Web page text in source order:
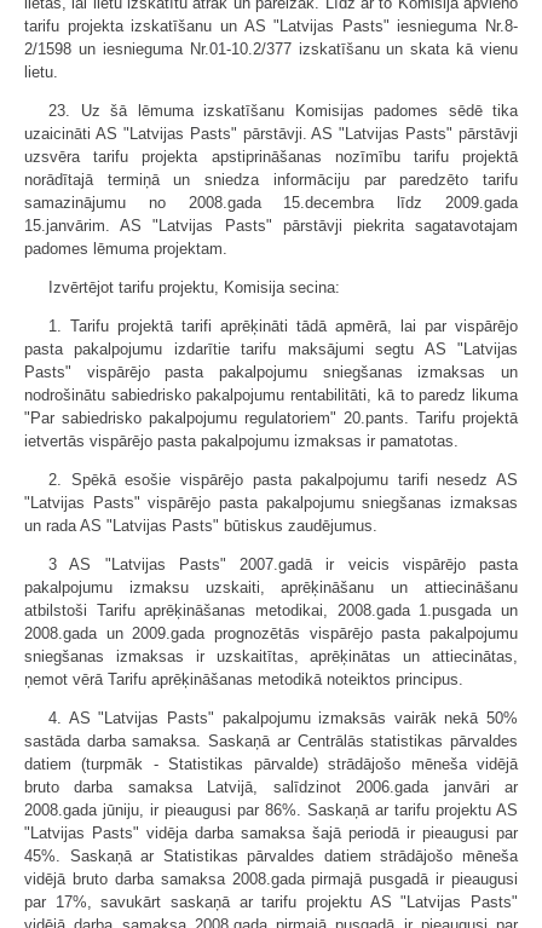
tarifu projekta izskatīšanu un AS "Latvijas Pasts" iesnieguma Nr.8-
2/1598 un iesnieguma Nr.01-10.2/377 izskatīšanu un skata kā vienu
lietu.
23. Uz šā lēmuma izskatīšanu Komisijas padomes sēdē tika
uzaicināti AS "Latvijas Pasts" pārstāvji. AS "Latvijas Pasts" pārstāvji
uzsvēra tarifu projekta apstiprināšanas nozīmību tarifu projektā
norādītajā termiņā un sniedza informāciju par paredzēto tarifu
samazinājumu no 2008.gada 15.decembra līdz 2009.gada
15.janvārim. AS "Latvijas Pasts" pārstāvji piekrita sagatavotajam
padomes lēmuma projektam.
Izvērtējot tarifu projektu, Komisija secina:
1. Tarifu projektā tarifi aprēķināti tādā apmērā, lai par vispārējo
pasta pakalpojumu izdarītie tarifu maksājumi segtu AS "Latvijas
Pasts" vispārējo pasta pakalpojumu sniegšanas izmaksas un
nodrošinātu sabiedrisko pakalpojumu rentabilitāti, kā to paredz likuma
"Par sabiedrisko pakalpojumu regulatoriem" 20.pants. Tarifu projektā
ietvertās vispārējo pasta pakalpojumu izmaksas ir pamatotas.
2. Spēkā esošie vispārējo pasta pakalpojumu tarifi nesedz AS
"Latvijas Pasts" vispārējo pasta pakalpojumu sniegšanas izmaksas
un rada AS "Latvijas Pasts" būtiskus zaudējumus.
3 AS "Latvijas Pasts" 2007.gadā ir veicis vispārējo pasta
pakalpojumu izmaksu uzskaiti, aprēķināšanu un attiecināšanu
atbilstoši Tarifu aprēķināšanas metodikai, 2008.gada 1.pusgada un
2008.gada un 2009.gada prognozētās vispārējo pasta pakalpojumu
sniegšanas izmaksas ir uzskaitītas, aprēķinātas un attiecinātas,
ņemot vērā Tarifu aprēķināšanas metodikā noteiktos principus.
4. AS "Latvijas Pasts" pakalpojumu izmaksās vairāk nekā 50%
sastāda darba samaksa. Saskaņā ar Centrālās statistikas pārvaldes
datiem (turpmāk - Statistikas pārvalde) strādājošo mēneša vidējā
bruto darba samaksa Latvijā, salīdzinot 2006.gada janvāri ar
2008.gada jūniju, ir pieau­gusi par 86%. Saskaņā ar tarifu projektu AS
"Latvijas Pasts" vidēja darba samaksa šajā periodā ir pieaugusi par
45%. Saskaņā ar Statistikas pārvaldes datiem strādājošo mēneša
vidējā bruto darba samaksa 2008.gada pirmajā pusgadā ir pieaugusi
par 17%, savukārt saskaņā ar tarifu projektu AS "Latvijas Pasts"